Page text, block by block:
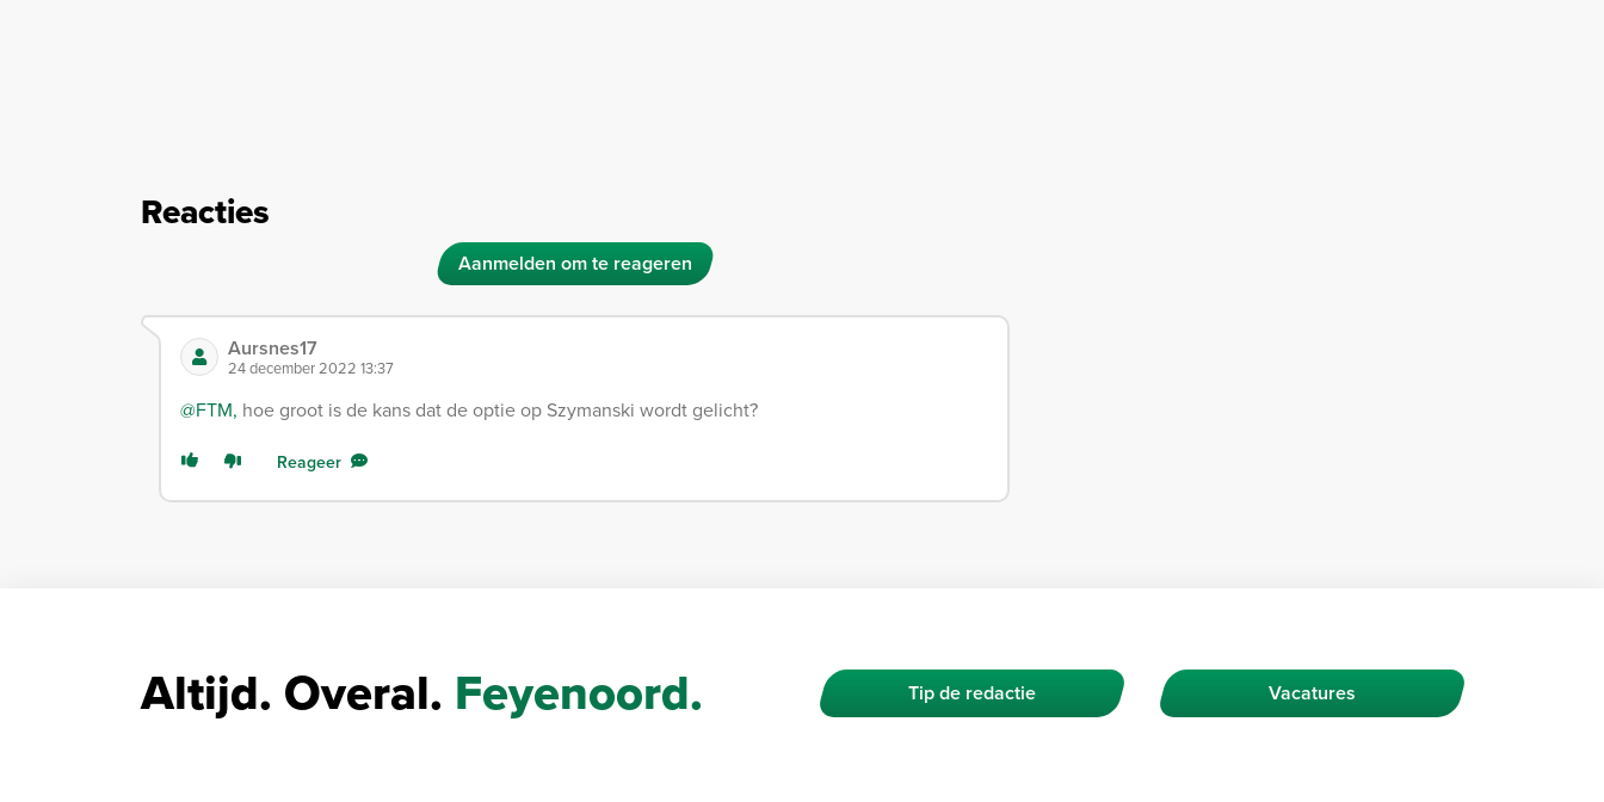
Reacties
Aanmelden om te reageren
Aursnes17
24 december 2022 13:37
@FTM, hoe groot is de kans dat de optie op Szymanski wordt gelicht?
Reageer
Altijd. Overal. Feyenoord. Tip de redactie Vacatures